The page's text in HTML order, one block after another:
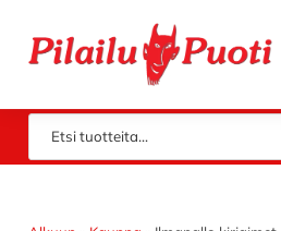
pääsisältöön
ensisijaiseen
sivupalkkiin
alatunnisteeseen
Pilailupuoti
Piloilla